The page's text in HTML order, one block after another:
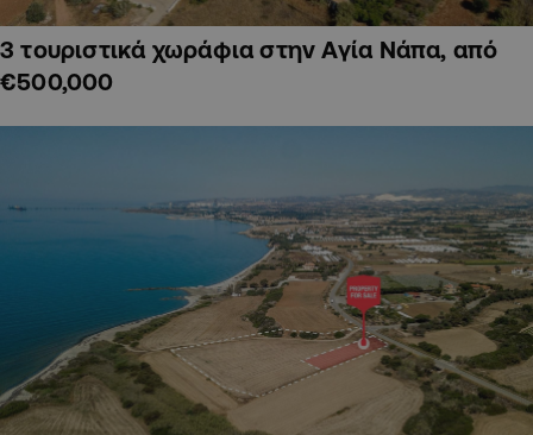
3 τουριστικά χωράφια στην Αγία Νάπα, από
€500,000